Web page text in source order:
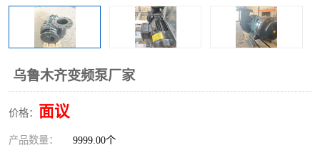
乌鲁木齐变频泵厂家
价格： 面议
产品数量： 9999.00个